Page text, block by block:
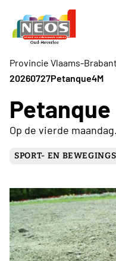
Provincie Vlaams-Brabant
20260727Petanque4M
Petanque
Op de vierde maandag.
SPORT- EN